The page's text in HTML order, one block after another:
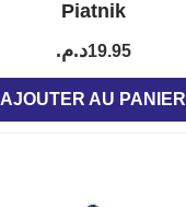
Piatnik
19.95د.م.
AJOUTER AU PANIER